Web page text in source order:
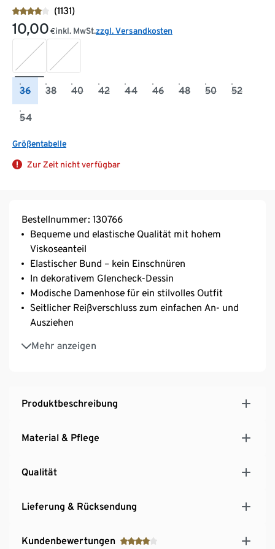
(1131)
10,00 €inkl. MwSt.zzgl. Versandkosten
36 38 40 42 44 46 48 50 52
54
Größentabelle
Zur Zeit nicht verfügbar
Bestellnummer: 130766
Bequeme und elastische Qualität mit hohem
Viskoseanteil
Elastischer Bund – kein Einschnüren
In dekorativem Glencheck-Dessin
Modische Damenhose für ein stilvolles Outfit
Seitlicher Reißverschluss zum einfachen An- und
Ausziehen
Mehr anzeigen
Schmales Bein
Mit Elasthan: formbeständig, perfekter Sitz, hoher
Produktbeschreibung
Material & Pflege
Qualität
Lieferung & Rücksendung
Kundenbewertungen